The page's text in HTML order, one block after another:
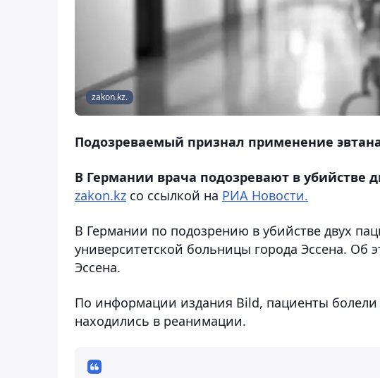
zakon.kz.
Подозреваемый признал применение
В Германии врача подозревают в убийстве
zakon.kz со ссылкой на РИА Новости.
В Германии по подозрению в убийстве двух
университетской больницы города Эссена. Об
Эссена.
По информации издания Bild, пациенты
находились в реанимации.